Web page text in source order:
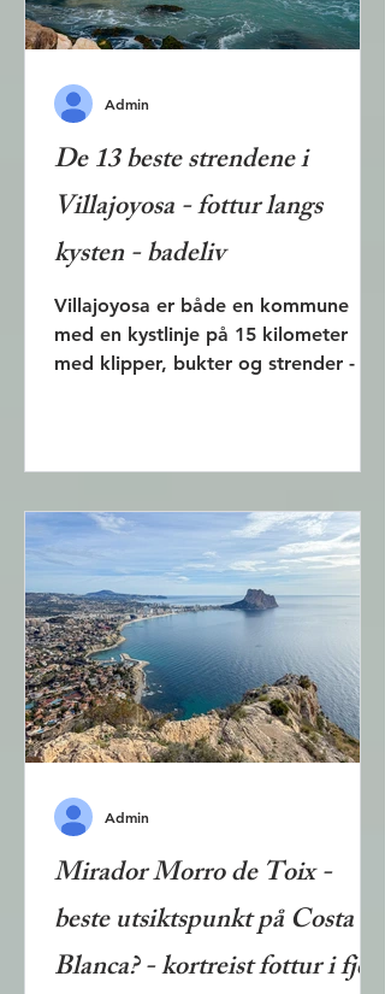
De 13 beste strendene i
Villajoyosa - fottur langs
kysten - badeliv
Villajoyosa er både en kommune
med en kystlinje på 15 kilometer
med klipper, bukter og strender - og
mulig å gå fottur langs kysten i store
deler av kommunen. Langs
kyststripen er det 13 strender og
noen bukter som egner seg for
bading. Disse beskrives i denne
artikkelen. Strendene i Villajoyosa
varierer i lengde og karakter fra den
1,3 kilometer lange sandstranden
ved V
Admin
Mirador Morro de Toix -
beste utsiktspunkt på Costa
Blanca? - kortreist fottur i fjell
Admin